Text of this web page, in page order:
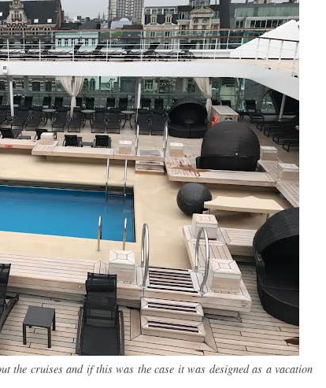
the cruises and if this was the case it was designed as a vacation